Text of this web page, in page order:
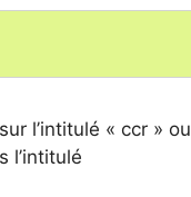
l’intitulé « ccr »
l’intitulé